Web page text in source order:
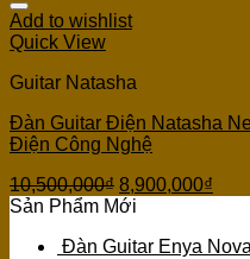
Add to wishlist
Quick View
Guitar Natasha
Đàn Guitar Điện Natasha
Điện Công Nghệ
10,500,000₫ 8,900,000₫
Sản Phẩm Mới
Đàn Guitar Enya